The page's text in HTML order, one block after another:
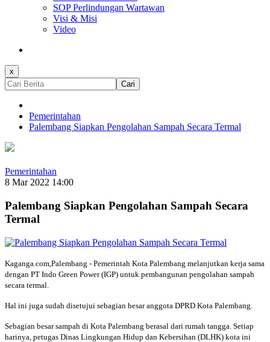
SOP Perlindungan Wartawan
Visi & Misi
Video
x
Cari
Pemerintahan
Palembang Siapkan Pengolahan Sampah Secara Termal
Pemerintahan
8 Mar 2022 14:00
Palembang Siapkan Pengolahan Sampah Secara
Termal
Kaganga.com,Palembang - Pemerintah Kota Palembang melanjutkan kerja sama
dengan PT Indo Green Power (IGP) untuk pembangunan pengolahan sampah
secara termal.
Hal ini juga sudah disetujui sebagian besar anggota DPRD Kota Palembang.
Sebagian besar sampah di Kota Palembang berasal dari rumah tangga. Setiap
harinya, petugas Dinas Lingkungan Hidup dan Kebersihan (DLHK) kota ini